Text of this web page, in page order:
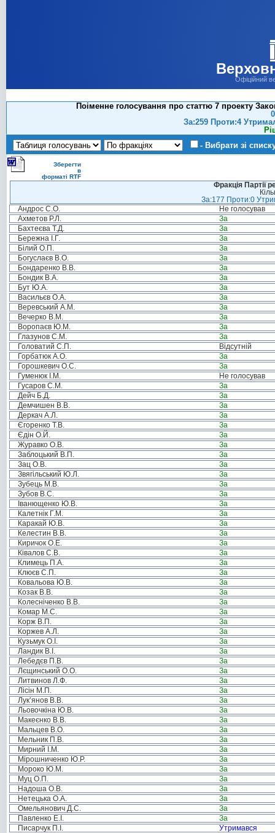
Офіційний
Поіменне голосування про статтю 7 проекту
За:259 Проти:4
- Вибрати зі
Зберегти
в
форматі RTF
Фракція Партії
За:177 Проти:0
Андрос С.О.
Не голосував
Ахметов Р.Л.
За
Бахтеєва Т.Д.
За
Бережна І.Г.
За
Білий О.П.
За
Богуслаєв В.О.
За
Бондаренко В.В.
За
Бондик В.А.
За
Бут Ю.А.
За
Васильєв О.А.
За
Веревський А.М.
За
Вечерко В.М.
За
Воропаєв Ю.М.
За
Глазунов С.М.
За
Головатий С.П.
Відсутній
Горбатюк А.О.
За
Горошкевич О.С.
За
Гуменюк І.М.
Не голосував
Гусаров С.М.
За
Дейч Б.Д.
За
Демчишен В.В.
За
Деркач А.Л.
За
Єгоренко Т.В.
За
Єдін О.Й.
За
Журавко О.В.
За
Заблоцький В.П.
За
Зац О.В.
За
Звягільський Ю.Л.
За
Зубець М.В.
За
Зубов В.С.
За
Іванющенко Ю.В.
За
Калетнік Г.М.
За
Каракай Ю.В.
За
Келестин В.В.
За
Киричок О.Е.
За
Ківалов С.В.
За
Климець П.А.
За
Клюєв С.П.
За
Ковальова Ю.В.
За
Козак В.В.
За
Колесніченко В.В.
За
Комар М.С.
За
Корж В.П.
За
Коржев А.Л.
За
Кузьмук О.І.
За
Ландик В.І.
За
Лебедєв П.В.
За
Лєщинський О.О.
За
Литвинов Л.Ф.
За
Лісін М.П.
За
Лук’янов В.В.
За
Льовочкіна Ю.В.
За
Макеєнко В.В.
За
Мальцев В.О.
За
Мельник П.В.
За
Мирний І.М.
За
Мірошниченко Ю.Р.
За
Мороко Ю.М.
За
Муц О.П.
За
Надоша О.В.
За
Нетецька О.А.
За
Омельянович Д.С.
За
Павленко Е.І.
За
Писарчук П.І.
Утримався